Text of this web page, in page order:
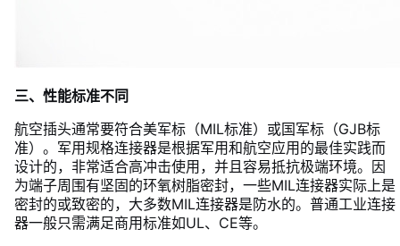
三、性能标准不同
航空插头通常要符合美军标（MIL标准）或国军标（GJB标
准）。军用规格连接器是根据军用和航空应用的最佳实践而
设计的，非常适合高冲击使用，并且容易抵抗极端环境。因
为端子周围有坚固的环氧树脂密封，一些MIL连接器实际上是
密封的或致密的，大多数MIL连接器是防水的。普通工业连接
器一般只需满足商用标准如UL、CE等。